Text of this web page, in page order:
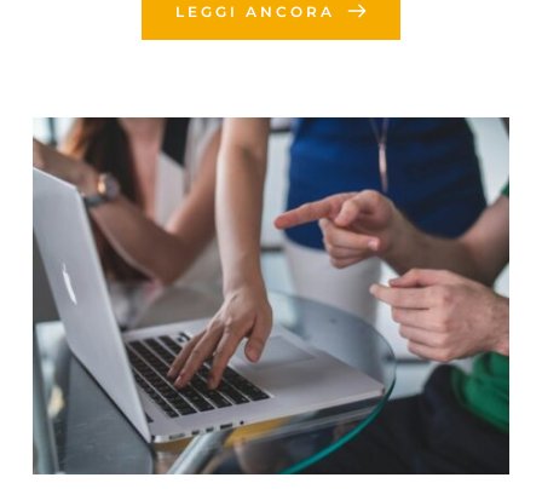
LEGGI ANCORA